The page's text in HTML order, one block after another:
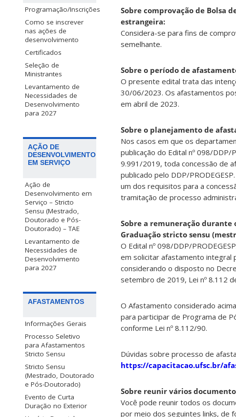
Programação/Inscrições
Como se inscrever
nas ações de
desenvolvimento
Certificados
Seleção de
Ministrantes
Levantamento de
Necessidades de
Desenvolvimento
para 2027
AÇÃO DE
DESENVOLVIMENTO
EM SERVIÇO
Ação de
Desenvolvimento em
Serviço – Stricto
Sensu (Mestrado,
Doutorado e Pós-
Doutorado) – TAE
Levantamento de
Necessidades de
Desenvolvimento
para 2027
AFASTAMENTOS
Informações Gerais
Processo Seletivo
para Afastamentos
Stricto Sensu
Stricto Sensu
(Mestrado, Doutorado
e Pós-Doutorado)
Evento de Curta
Duração no Exterior
Sobre comprovação de Bolsa
estrangeira:
Considera-se para fins de
semelhante.
Sobre o período de
O presente edital trata das
30/06/2023. Os afastamentos
em abril de 2023.
Sobre o planejamento de
Nos casos em que os
publicação do Edital nº 098/DDP/
9.991/2019, toda concessão de
publicado pelo DDP/
um dos requisitos para a
tramitação de processo
Sobre a remuneração durante
Graduação stricto sensu
O Edital nº 098/DDP/
em solicitar afastamento integral
considerando o disposto no
setembro de 2019, Lei nº 8.112
O Afastamento considerado
para participar de Programa de
conforme Lei nº 8.112/90.
Dúvidas sobre processo de
https://capacitacao.ufsc.br/
Sobre reunir vários
Você pode reunir todos os
por meio dos seguintes links, de